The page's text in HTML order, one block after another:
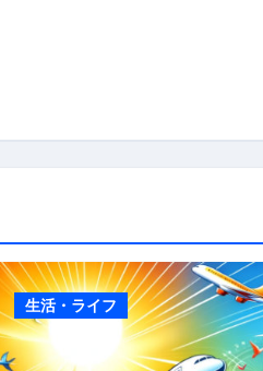
生活・ライフ